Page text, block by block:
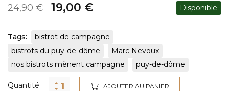
24,90€ 19,00 € Disponible
Tags:
bistrot de campagne
bistrots du puy-de-dôme
Marc Nevoux
nos bistrots mènent campagne
puy-de-dôme
Quantité AJOUTER AU PANIER